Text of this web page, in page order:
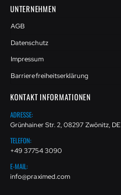
UNTERNEHMEN
AGB
Datenschutz
Impressum
Barrierefreiheitserklärung
KONTAKT INFORMATIONEN
ADRESSE:
Grünhainer Str. 2, 08297 Zwönitz, DE
TELEFON:
+49 37754 3090
E-MAIL:
info@praximed.com